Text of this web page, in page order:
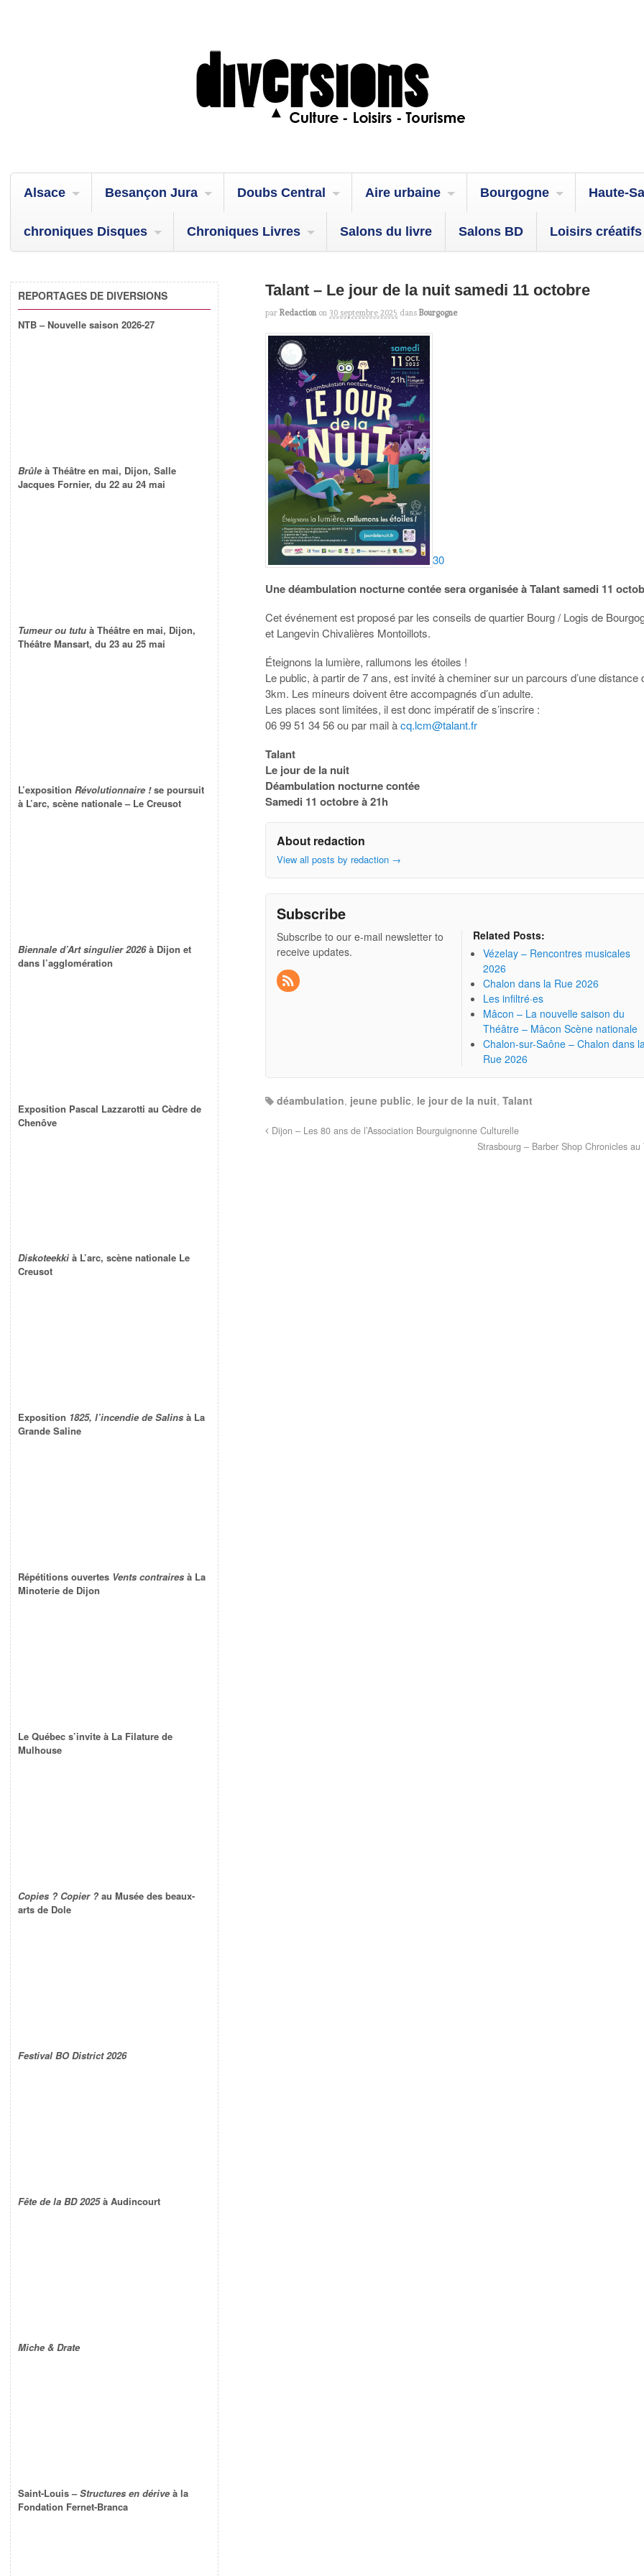
Alsace Besançon Jura Doubs Central Aire urbaine Bourgogne Haute-
chroniques Disques Chroniques Livres Salons du livre Salons BD Loisirs créatifs
Talant – Le jour de la nuit samedi 11 octobre
par Redaction on 30 septembre 2025 dans Bourgogne
30
Une déambulation nocturne contée sera organisée à Talant samedi 11
Cet événement est proposé par les conseils de quartier Bourg / Logis de
et Langevin Chivalières Montoillots.
Éteignons la lumière, rallumons les étoiles !
Le public, à partir de 7 ans, est invité à cheminer sur un parcours d’une distance
3km. Les mineurs doivent être accompagnés d’un adulte.
Les places sont limitées, il est donc impératif de s’inscrire :
06 99 51 34 56 ou par mail àcq.lcm@talant.fr
Talant
Le jour de la nuit
Déambulation nocturne contée
Samedi 11 octobre à 21h
About redaction
View all posts by redaction →
Subscribe
Subscribe to our e-mail newsletter to
receive updates.
Related Posts:
Vézelay – Rencontres musicales
2026
Chalon dans la Rue 2026
Les infiltré·es
Mâcon – La nouvelle saison du
Théâtre – Mâcon Scène nationale
Chalon-sur-Saône – Chalon dans
Rue 2026
déambulation, jeune public, le jour de la nuit,Talant
Dijon – Les 80 ans de l’Association Bourguignonne Culturelle
Strasbourg – Barber Shop Chronicles
REPORTAGES DE DIVERSIONS
NTB – Nouvelle saison 2026-27
Brûle à Théâtre en mai, Dijon, Salle
Jacques Fornier, du 22 au 24 mai
Tumeur ou tutu à Théâtre en mai, Dijon,
Théâtre Mansart, du 23 au 25 mai
L’exposition Révolutionnaire !se poursuit
à L’arc, scène nationale – Le Creusot
Biennale d’Art singulier 2026à Dijon et
dans l’agglomération
Exposition Pascal Lazzarotti au Cèdre de
Chenôve
Diskoteekki à L’arc, scène nationale Le
Creusot
Exposition 1825, l’incendie de Salins à La
Grande Saline
Répétitions ouvertes Vents contraires à La
Minoterie de Dijon
Le Québec s’invite à La Filature de
Mulhouse
Copies ? Copier ? au Musée des beaux-
arts de Dole
Festival BO District 2026
Fête de la BD 2025à Audincourt
Miche & Drate
Saint-Louis –Structures en dérive à la
Fondation Fernet-Branca